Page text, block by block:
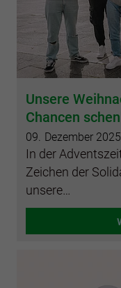
Unsere
Chancen
09. Dezember 2025
In der
Zeichen der
unsere…